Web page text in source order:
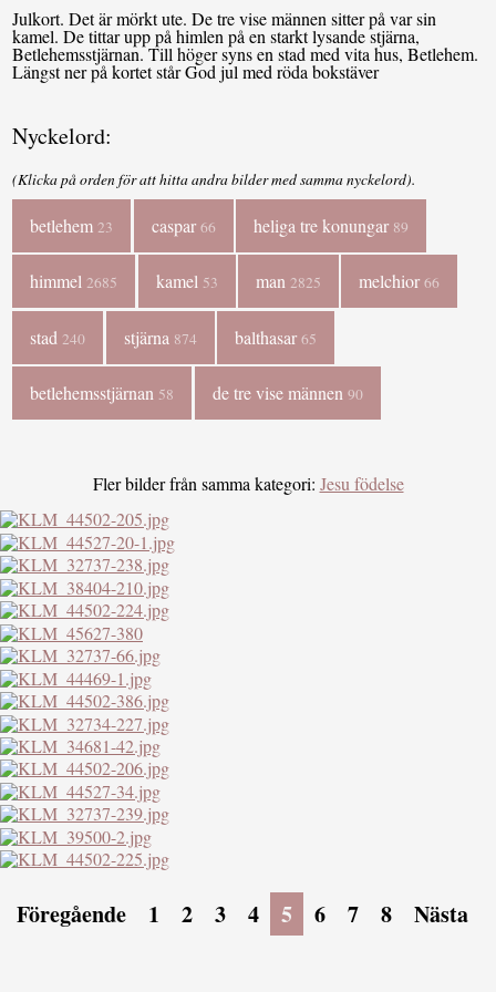
Julkort. Det är mörkt ute. De tre vise männen sitter på var sin
kamel. De tittar upp på himlen på en starkt lysande stjärna,
Betlehemsstjärnan. Till höger syns en stad med vita hus, Betlehem.
Längst ner på kortet står God jul med röda bokstäver
Nyckelord:
(Klicka på orden för att hitta andra bilder med samma nyckelord).
betlehem 23 caspar 66 heliga tre konungar 89
himmel 2685 kamel 53 man 2825 melchior66
stad 240 stjärna 874 balthasar 65
betlehemsstjärnan 58 de tre vise männen 90
Fler bilder från samma kategori: Jesu födelse
Föregående 1 2 3 4 5 6 7 8 Nästa